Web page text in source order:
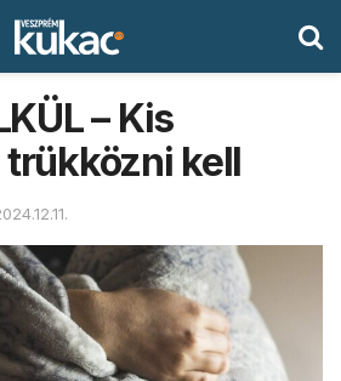
– Kis
kell